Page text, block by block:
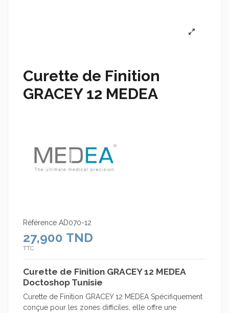
Curette de Finition
GRACEY 12 MEDEA
Référence AD070-12
27,900 TND
TTC
Curette de Finition GRACEY 12 MEDEA
Doctoshop Tunisie
Curette de Finition GRACEY 12 MEDEA Spécifiquement
conçue pour les zones difficiles, elle offre une